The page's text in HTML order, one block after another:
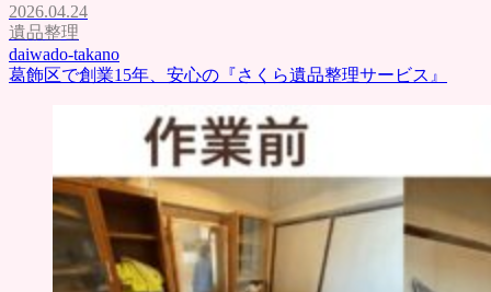
2026.04.24
遺品整理
daiwado-takano
葛飾区で創業15年、安心の『さくら遺品整理サービス』